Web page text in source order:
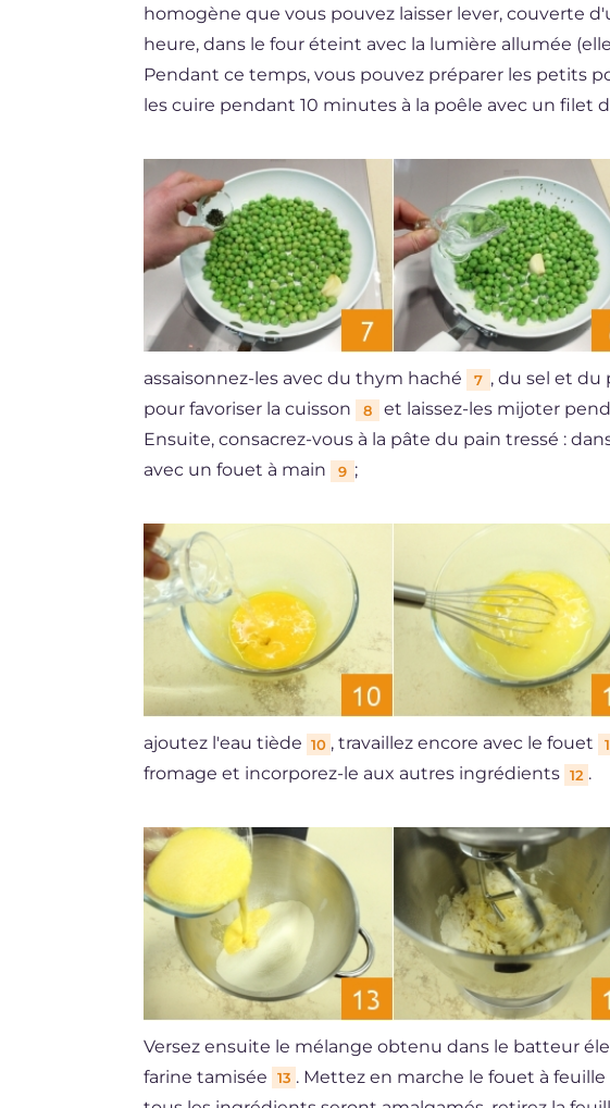
homogène que vous pouvez laisser lever, couverte
heure, dans le four éteint avec la lumière allumée
Pendant ce temps, vous pouvez préparer les petits
les cuire pendant 10 minutes à la poêle avec un filet
assaisonnez-les avec du thym haché 7 , du sel et du
pour favoriser la cuisson
8
et laissez-les mijoter
Ensuite, consacrez-vous à la pâte du pain tressé :
avec un fouet à main
9 ;
ajoutez l'eau tiède 10 , travaillez encore avec le fouet
fromage et incorporez-le aux autres ingrédients 12 .
Versez ensuite le mélange obtenu dans le batteur
farine tamisée
13 . Mettez en marche le fouet à